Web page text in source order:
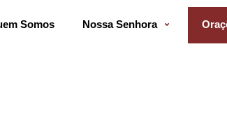
Somos Nossa Senhora